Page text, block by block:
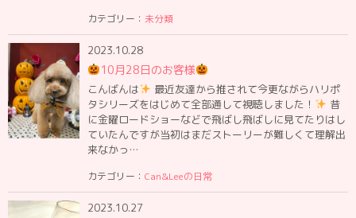
カテゴリー： 未分類
2023.10.28
10月28日のお客様
こんばんは
最近友達から推されて今更ながらハリポ
タシリーズをはじめて全部通して視聴しました！
昔
に金曜ロードショーなどで飛ばし飛ばしに見てたりはし
ていたんですが当初はまだストーリーが難しくて理解出
来なかっ…
カテゴリー： Can&Leeの日常
2023.10.27